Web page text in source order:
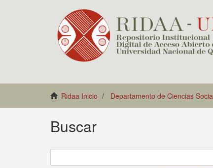
Ridaa Inicio Departamento de Ciencias
Buscar